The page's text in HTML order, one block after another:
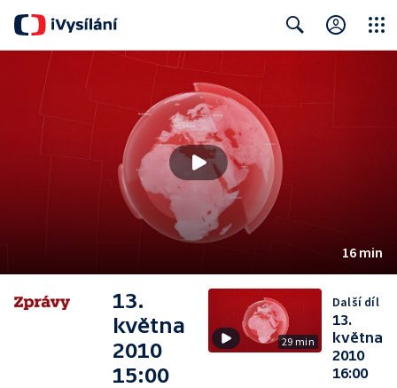
16 min
13.
května
2010
15:00
29 min
Další díl
13.
května
2010
16:00